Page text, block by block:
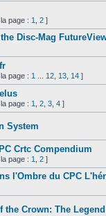
page : 1 2 ]
Disc-Mag
page : 1 12 13 14 ]
page : 1 2 3 4 ]
System
Crtc Compendium
page : 1 2 ]
l'Ombre du CPC
the Crown: The